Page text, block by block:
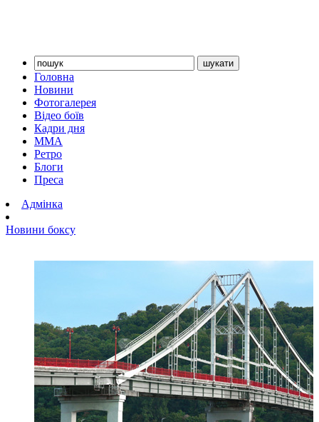
Головна
Новини
Фотогалерея
Відео боїв
Кадри дня
ММА
Ретро
Блоги
Преса
Адмінка
Новини боксу